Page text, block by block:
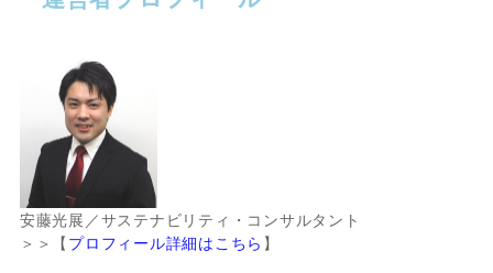
安藤光展／サステナビリティ・コンサルタント
＞＞【 プロフィール詳細はこちら 】